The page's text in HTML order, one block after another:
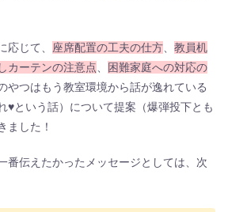
応じて、 座席配置の工夫の仕方、 教員机
カーテンの注意点、
困難家庭への対応の
やつはもう教室環境から話が逸れている
♥という話）について提案（爆弾投下とも
ました！
番伝えたかったメッセージとしては、次